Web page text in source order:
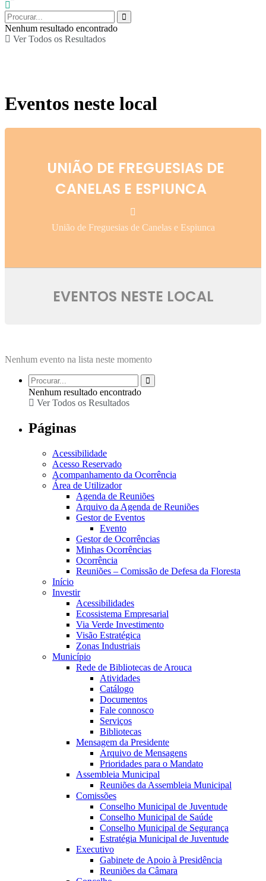
Nenhum resultado encontrado
Ver Todos os Resultados
Eventos neste local
UNIÃO DE FREGUESIAS DE
CANELAS E ESPIUNCA
União de Freguesias de Canelas e Espiunca
EVENTOS NESTE LOCAL
Nenhum evento na lista neste momento
Nenhum resultado encontrado
Ver Todos os Resultados
Páginas
Acessibilidade
Acesso Reservado
Acompanhamento da Ocorrência
Área de Utilizador
Agenda de Reuniões
Arquivo da Agenda de Reuniões
Gestor de Eventos
Evento
Gestor de Ocorrências
Minhas Ocorrências
Ocorrência
Reuniões – Comissão de Defesa da Floresta
Início
Investir
Acessibilidades
Ecossistema Empresarial
Via Verde Investimento
Visão Estratégica
Zonas Industriais
Município
Rede de Bibliotecas de Arouca
Atividades
Catálogo
Documentos
Fale connosco
Serviços
Bibliotecas
Mensagem da Presidente
Arquivo de Mensagens
Prioridades para o Mandato
Assembleia Municipal
Reuniões da Assembleia Municipal
Comissões
Conselho Municipal de Juventude
Conselho Municipal de Saúde
Conselho Municipal de Segurança
Estratégia Municipal de Juventude
Executivo
Gabinete de Apoio à Presidência
Reuniões da Câmara